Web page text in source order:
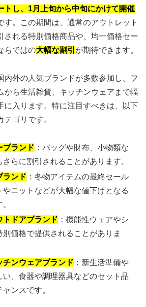
トし、1月上旬から中旬にかけて開催
す。この期間は、通常のアウトレット
される特別価格商品や、均一価格セー
らではの大幅な割引 が期待できます。
内外の人気ブランドが多数参加し、フ
から生活雑貨、キッチンウェアまで幅
に入ります。特に注目すべきは、以下
ゴリです。
ブランド ：バッグや財布、小物類な
らに割引されることがあります。
ランド ：冬物アイテムの最終セール
やニットなどが大幅な値下げとなる
トドアブランド ：機能性ウェアやシ
別価格で提供されることがありま
チンウェアブランド ：新生活準備や
い、食器や調理器具などのセット品
ンスです。